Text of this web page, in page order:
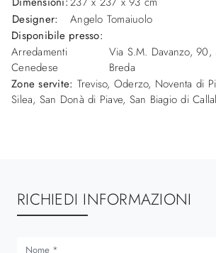
Designer:
Angelo Tomaiuolo
Disponibile presso:
Arredamenti
Cenedese
Via S.M. Davanzo, 90,
Breda
Zone servite: Treviso, Oderzo, Noventa di
Silea, San Donà di Piave, San Biagio di
RICHIEDI INFORMAZIONI